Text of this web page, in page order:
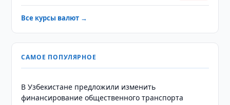
Все курсы валют →
САМОЕ ПОПУЛЯРНОЕ
В Узбекистане предложили изменить
финансирование общественного транспорта